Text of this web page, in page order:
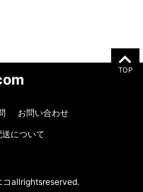
TOP
お問い合わせ
について
allrightsreserved.